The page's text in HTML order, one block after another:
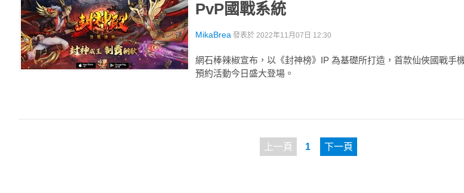
PvP國戰系統
MikaBrea 發表於 2022年11月07日 12:30
網石棒辣椒宣布，以《封神榜》IP 為基礎所打造，首款仙俠國戰手
預約活動今日盛大登場。
上一頁 1 下一頁